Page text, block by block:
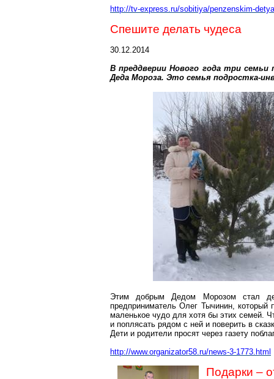
http://tv-express.ru/sobitiya/penzenskim-
Спешите делать чудеса
30.12.2014
В преддверии Нового года три
Деда Мороза. Это семья подростка-
Этим добрым Дедом Морозом стал
предприниматель Олег Тычинин, который
маленькое чудо для хотя бы этих семей.
и поплясать рядом с ней и поверить в
Дети и родители просят через газету
http://www.organizator58.ru/news-3-1773.html
Подарки –